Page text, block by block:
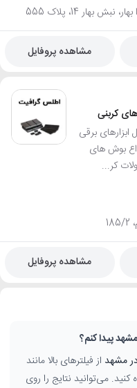
14، پلاک 555
مشاهده پروفایل
کربنی
ابزارهای برقی
بوش های
کر...
مشاهده پروفایل
پیدا کنم؟
مشهد از فیلترهای بالا مانند
کنید. می‌توانید نتایج را روی